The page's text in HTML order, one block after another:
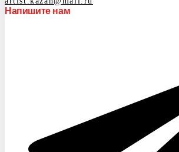
Напишите нам